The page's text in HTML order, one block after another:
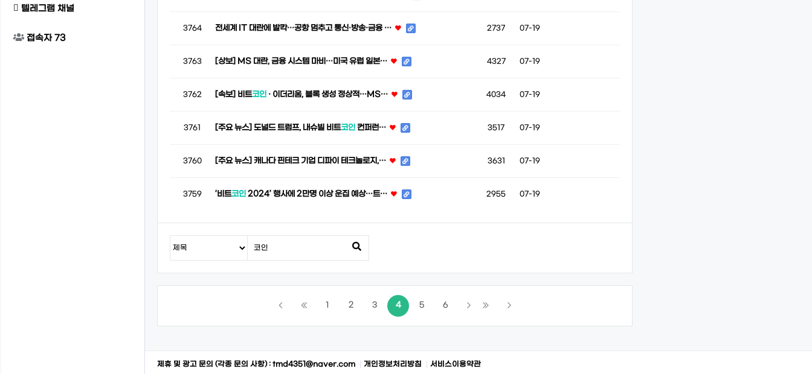
텔레그램 채널
접속자73
3764 전세계 IT 대란에 발칵…공항 멈추고 통신·방송·금융 … 2737 07-19
3763 [상보] MS 대란, 금융 시스템 마비…미국 유럽 일본… 4327 07-19
3762 [속보] 비트코인· 이더리움, 블록 생성 정상적…MS… 4034 07-19
3761 [주요 뉴스] 도널드 트럼프, 내슈빌 비트코인컨퍼런… 3517 07-19
3760 [주요 뉴스] 캐나다 핀테크 기업 디파이 테크놀로지,… 3631 07-19
3759 ‘비트코인2024’ 행사에 2만명 이상 운집 예상…트… 2955 07-19
1 2 3 4 5 6
제휴 및 광고 문의 (각종 문의 사항) : tmd4351@naver.com 개인정보처리방침 서비스이용약관